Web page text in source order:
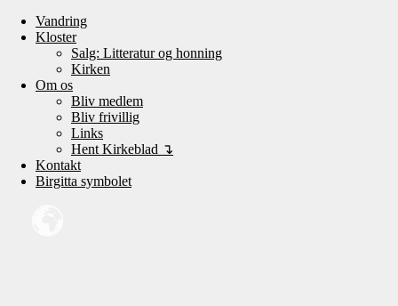
Vandring
Kloster
Salg: Litteratur og honning
Kirken
Om os
Bliv medlem
Bliv frivillig
Links
Hent Kirkeblad ↴
Kontakt
Birgitta symbolet